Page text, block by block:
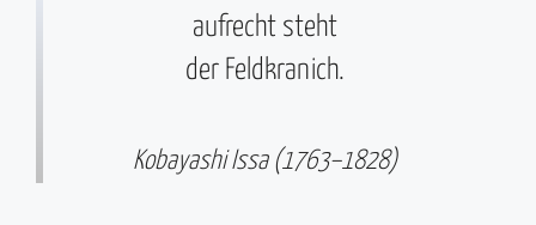
aufrecht steht
der Feldkranich.
Kobayashi Issa (1763–1828)